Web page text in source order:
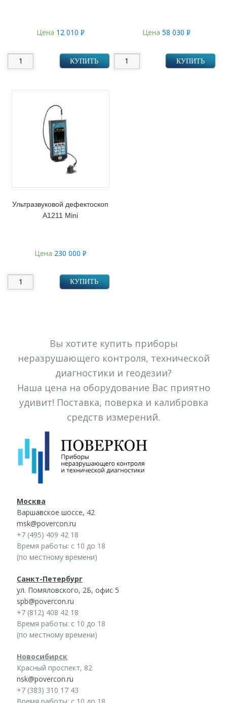
Цена 12 010 Р
КУПИТЬ
Цена58 030Р
КУПИТЬ
Ультразвуковой дефектоскоп
А1211 Mini
Цена 230 000 Р
КУПИТЬ
Вы хотите купить приборы
неразрушающего контроля, технической
диагностики и геодезии?
Наша цена на оборудование Вас приятно
удивит! Поставка, поверка и калибровка
средств измерений.
Москва
Варшавское шоссе, 42
msk@povercon.ru
+7 (495) 409 42 18
Время работы: с 10 до 18
(по местному времени)
Санкт-Петербург
ул. Помяловского, 2Б, офис 5
spb@povercon.ru
+7 (812) 408 42 18
Время работы: с 10 до 18
(по местному времени)
Новосибирск
Красный проспект, 82
nsk@povercon.ru
+7 (383) 310 17 43